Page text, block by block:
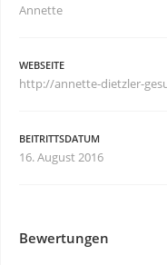
Annette
WEBSEITE
http://annette-dietzler-
BEITRITTSDATUM
16. August 2016
Bewertungen